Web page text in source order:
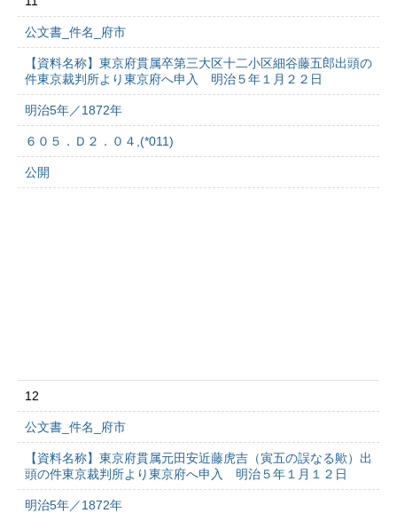
公文書_件名_府市
【資料名称】東京府貫属卒第三大区十二小区細谷藤五郎出頭の
件東京裁判所より東京府へ申入 明治５年１月２２日
明治5年／1872年
６０５．Ｄ２．０４,(*011)
公開
12
公文書_件名_府市
【資料名称】東京府貫属元田安近藤虎吉（寅五の誤なる歟）出
頭の件東京裁判所より東京府へ申入 明治５年１月１２日
明治5年／1872年